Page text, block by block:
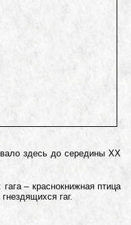
здесь до середины XX
– краснокнижная птица
гаг.